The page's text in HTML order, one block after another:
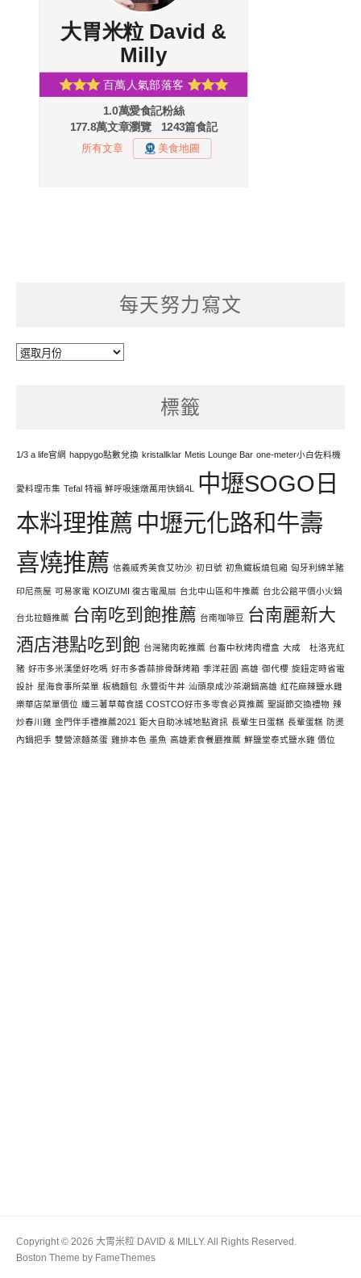
每天努力寫文
每
標籤
1/3 a life官網 happygo點數兌換 kristallklar Metis Lounge Bar one-meter小白佐料機
愛料理市集 Tefal 特福 鮮呼吸速燉萬用快鍋4L
中壢SOGO日
本料理推薦 中壢元化路和牛壽
喜燒推薦 信義威秀美食艾叻沙 初日號 初魚鐵板燒包廂 匈牙利綿羊豬
印尼燕屋 可易家電 KOIZUMI 復古電風扇 台北中山區和牛推薦 台北公館平價小火鍋
台北拉麵推薦 台南吃到飽推薦 台南咖啡豆 台南麗新大
酒店港點吃到飽 台灣豬肉乾推薦 台畜中秋烤肉禮盒 大成 杜洛克紅
豬 好市多米漢堡好吃嗎 好市多香蒜排骨酥烤箱 季洋莊園 高雄 御代櫻 旋鈕定時省電
設計 星海食事所菜單 板橋麵包 永豐街牛丼 汕頭泉成沙茶潮鍋高雄 紅花麻辣鹽水雞
樂華店菜單價位 纖三薯草莓食譜 COSTCO好市多零食必買推薦 聖誕節交換禮物 辣
炒春川雞 金門伴手禮推薦2021 鉅大自助冰城地點資訊 長輩生日蛋糕 長輩蛋糕 防燙
內鍋把手 雙營涼麵蒸蛋 雞排本色 墨魚 高雄素食餐廳推薦 鮮鹽堂泰式鹽水雞 價位
Copyright © 2026 大胃米粒 DAVID & MILLY. All Rights Reserved.
Boston Theme by FameThemes